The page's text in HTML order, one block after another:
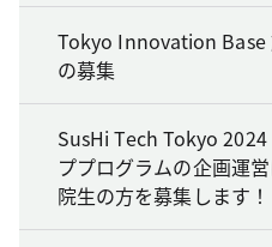
Tokyo Innovation Base
の募集
SusHi Tech Tokyo
ププログラムの企画運
院生の方を募集します！